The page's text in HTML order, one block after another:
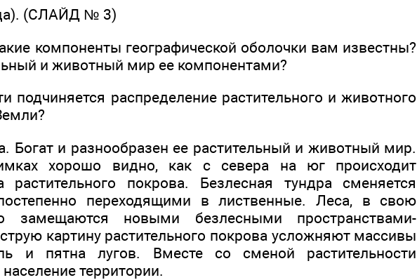
(СЛАЙД № 3)
компоненты географической оболочки вам известны?
и животный мир ее компонентами?
подчиняется распределение растительного и животного
Богат и разнообразен ее растительный и животный мир.
хорошо видно, как с севера на юг происходит
растительного покрова. Безлесная тундра сменяется
переходящими в лиственные. Леса, в свою
замещаются новыми безлесными пространствами-
картину растительного покрова усложняют массивы
и пятна лугов. Вместе со сменой растительности
территории.